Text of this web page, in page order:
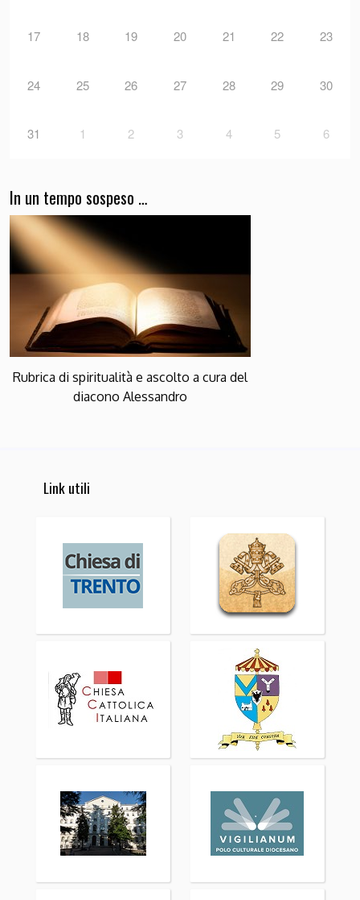
17 18 19 20 21 22 23
24 25 26 27 28 29 30
31 1 2 3 4 5 6
In un tempo sospeso …
Rubrica di spiritualità e ascolto a cura del
diacono Alessandro
Link utili